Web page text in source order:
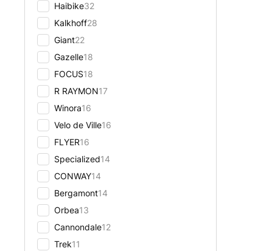
Haibike32
Kalkhoff28
Giant22
Gazelle18
FOCUS18
R RAYMON17
Winora16
Velo de Ville16
FLYER16
Specialized14
CONWAY14
Bergamont14
Orbea13
Cannondale12
Trek11